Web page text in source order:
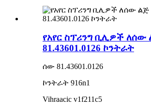
የአየር ስፕሪንግ ቢሊዎች ለሰው
81.43601.0126 ኮንትራት
ሰው 81.43601.0126
ኮንትራት 916n1
Vihraacic v1f211c5